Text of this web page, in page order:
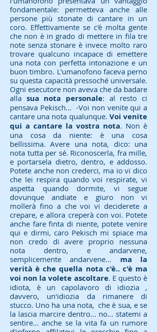
fondamentale: permetteva anche alle
persone più stonate di cantare in un
coro. Effettivamente se c'è molta gente
che non è in grado di mettere in fila tre
note senza stonare è invece molto raro
trovare qualcuno incapace di emettere
una nota con perfetta intonazione e un
buon timbro. L'umanofono faceva perno
su questa capacità pressoché universale.
Ogni esecutore non aveva che da badare
alla sua nota personale: al resto ci
pensava Pekisch... -Voi non venite qui a
cantare una nota qualunque. Voi venite
qui a cantare la vostra nota. Non è
una cosa da niente: è una cosa
bellissima. Avere una nota, dico: una
nota tutta per sé. Riconoscerla, fra mille,
e portarsela dietro, dentro, e addosso.
Potete anche non crederci, ma io vi dico
che lei respira quando voi respirate, vi
aspetta quando dormite, vi segue
dovunque andiate e giuro non vi
mollerà fino a che voi vi deciderete a
crepare, e allora creperà con voi. Potete
anche fare finta di niente, potete venire
qui e dirmi, caro Pekisch mi spiace ma
non credo di avere proprio nessuna
nota dentro, e andarvene,
semplicemente andarvene... ma la
verità è che quella nota c'è.. c'è ma
voi non la volete ascoltare. E questo è
idiota, è un capolavoro di idiozia ,
davvero, un'idiozia da rimanere di
stucco. Uno ha una nota, che è sua, e se
la lascia marcire dentro... no... statemi a
sentire... anche se la vita fa un rumore